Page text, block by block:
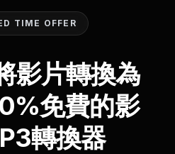
TIME OFFER
影片轉換為
免費的影
轉換器